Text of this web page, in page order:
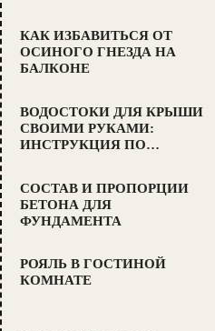
КАК ИЗБАВИТЬСЯ ОТ
ОСИНОГО ГНЕЗДА НА
БАЛКОНЕ
ВОДОСТОКИ ДЛЯ КРЫШИ
СВОИМИ РУКАМИ:
ИНСТРУКЦИЯ ПО…
СОСТАВ И ПРОПОРЦИИ
БЕТОНА ДЛЯ
ФУНДАМЕНТА
РОЯЛЬ В ГОСТИНОЙ
КОМНАТЕ